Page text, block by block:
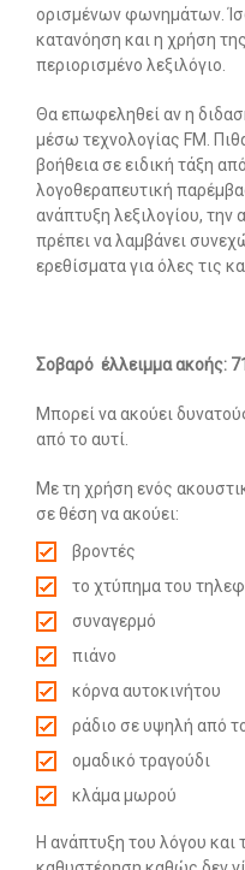
ορισμένων φωνημάτων.
κατανόηση και η χρήση
περιορισμένο λεξιλόγιο.
Θα επωφεληθεί αν η
μέσω τεχνολογίας FM.
βοήθεια σε ειδική τάξη
λογοθεραπευτική
ανάπτυξη λεξιλογίου,
πρέπει να λαμβάνει
ερεθίσματα για όλες τις
Σοβαρό έλλειμμα ακοής:
Μπορεί να ακούει
από το αυτί.
Με τη χρήση ενός
σε θέση να ακούει:
βροντές
το χτύπημα του
συναγερμό
πιάνο
κόρνα αυτοκινήτου
ράδιο σε υψηλή από
ομαδικό τραγούδι
κλάμα μωρού
Η ανάπτυξη του λόγου και